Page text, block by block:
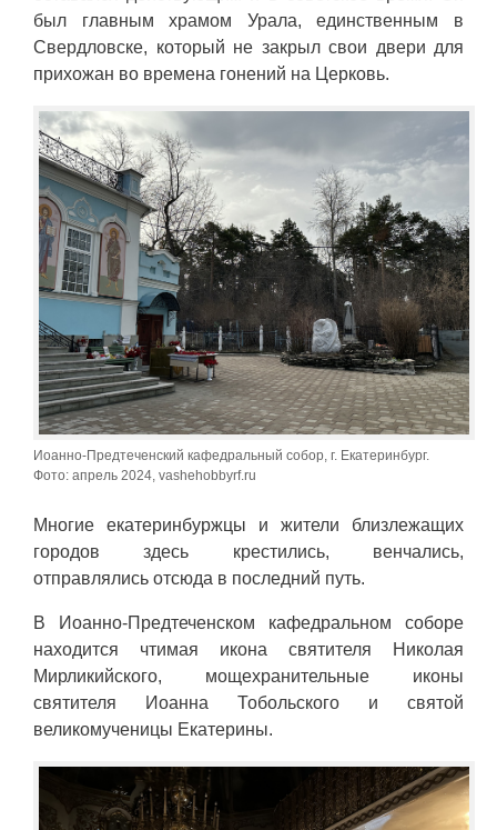
был главным храмом Урала, единственным в
Свердловске, который не закрыл свои двери для
прихожан во времена гонений на Церковь.
Иоанно-Предтеченский кафедральный собор, г. Екатеринбург.
Фото: апрель 2024, vashehobbyrf.ru
Многие екатеринбуржцы и жители близлежащих
городов здесь крестились, венчались,
отправлялись отсюда в последний путь.
В Иоанно-Предтеченском кафедральном соборе
находится чтимая икона святителя Николая
Мирликийского, мощехранительные иконы
святителя Иоанна Тобольского и святой
великомученицы Екатерины.